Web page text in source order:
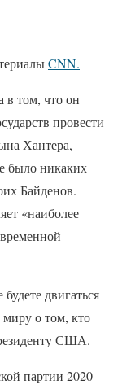
CNN.
в том, что он
провести
Хантера,
было никаких
Байденов.
«наиболее
двигаться
о том, кто
США.
партии 2020